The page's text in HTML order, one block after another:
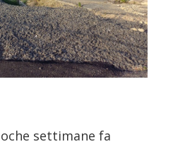
settimane fa